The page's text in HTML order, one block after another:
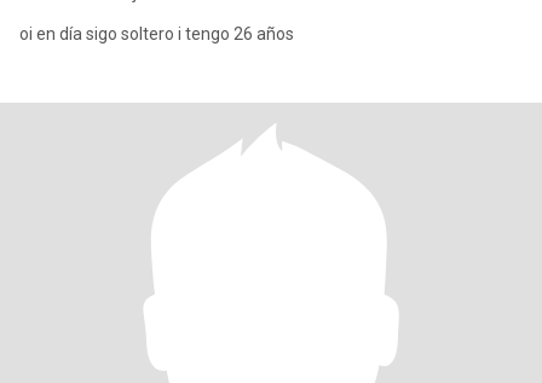
oi en día sigo soltero i tengo 26 años